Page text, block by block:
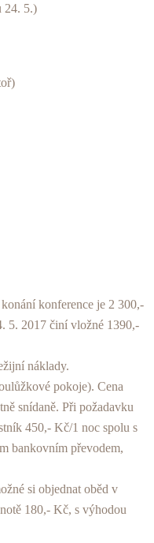
24. 5.)
konference je 2 300,-
5. 2017 činí vložné 1390,-
náklady.
pokoje). Cena
snídaně. Při požadavku
450,- Kč/1 noc spolu s
bankovním převodem,
si objednat oběd v
180,- Kč, s výhodou